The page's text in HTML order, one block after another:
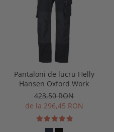
Pantaloni de lucru Helly
Hansen Oxford Work
423,50 RON
de la 296,45 RON